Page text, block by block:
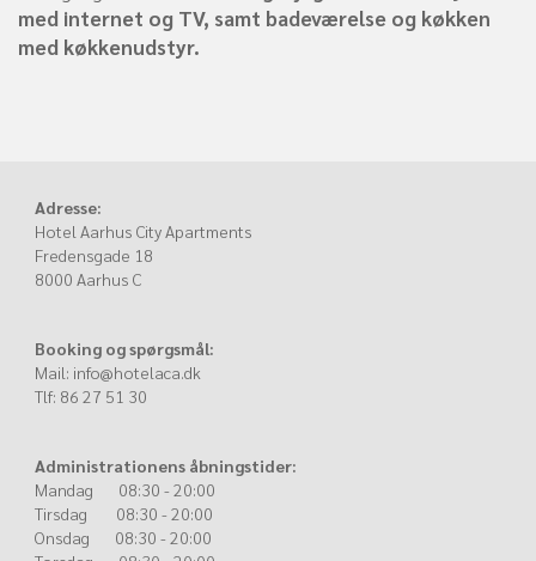
med internet og TV, samt badeværelse og køkken
med køkkenudstyr.
Adresse:
Hotel Aarhus City Apartments
Fredensgade 18
8000 Aarhus C
Booking og spørgsmål:
Mail: info@hotelaca.dk
Tlf: 86 27 51 30
Administrationens åbningstider:
Mandag 08:30 - 20:00
Tirsdag 08:30 - 20:00
Onsdag 08:30 - 20:00